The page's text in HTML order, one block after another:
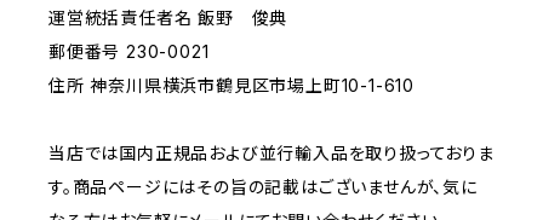
運営統括責任者名 飯野 俊典
郵便番号 230-0021
住所 神奈川県横浜市鶴見区市場上町10-1-610
当店では国内正規品および並行輸入品を取り扱っておりま
す。商品ページにはその旨の記載はございませんが、気に